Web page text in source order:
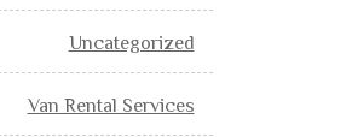
Uncategorized
Van Rental Services